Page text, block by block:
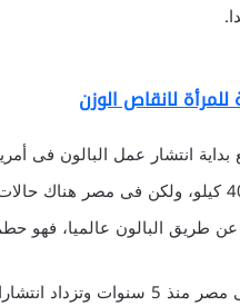
لانقاص الوزن
بداية انتشار عمل البالون فى
طريق البالون عالميا، فهو
وقد بدأت تنتشر البالون فى